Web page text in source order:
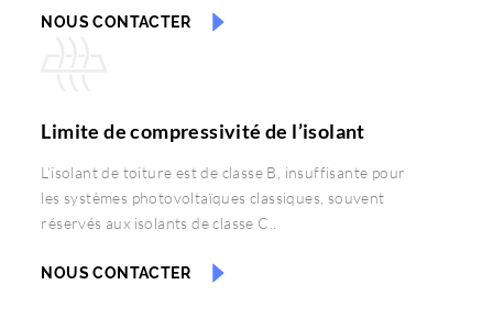
NOUS CONTACTER
Limite de compressivité de l’isolant
L’isolant de toiture est de classe B, insuffisante pour
les systèmes photovoltaïques classiques, souvent
réservés aux isolants de classe C..
NOUS CONTACTER